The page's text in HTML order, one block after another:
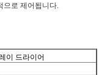
으로 제어됩니다.
이 드라이어